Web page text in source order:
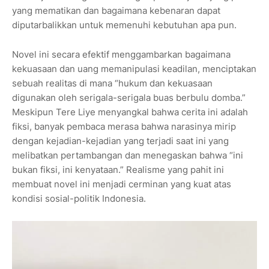
yang mematikan dan bagaimana kebenaran dapat
diputarbalikkan untuk memenuhi kebutuhan apa pun.
Novel ini secara efektif menggambarkan bagaimana
kekuasaan dan uang memanipulasi keadilan, menciptakan
sebuah realitas di mana “hukum dan kekuasaan
digunakan oleh serigala-serigala buas berbulu domba.”
Meskipun Tere Liye menyangkal bahwa cerita ini adalah
fiksi, banyak pembaca merasa bahwa narasinya mirip
dengan kejadian-kejadian yang terjadi saat ini yang
melibatkan pertambangan dan menegaskan bahwa “ini
bukan fiksi, ini kenyataan.” Realisme yang pahit ini
membuat novel ini menjadi cerminan yang kuat atas
kondisi sosial-politik Indonesia.